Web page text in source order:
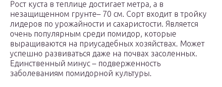
Рост куста в теплице достигает метра, а в
незащищенном грунте– 70 см. Сорт входит в тройку
лидеров по урожайности и сахаристости. Является
очень популярным среди помидор, которые
выращиваются на приусадебных хозяйствах. Может
успешно развиваться даже на почвах засоленных.
Единственный минус – подверженность
заболеваниям помидорной культуры.